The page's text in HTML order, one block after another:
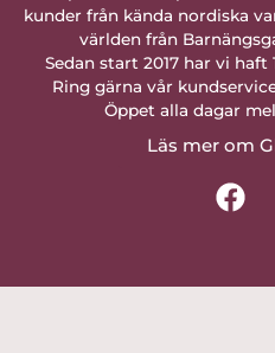
kunder från kända nordiska
världen från
Sedan start 2017 har vi
Ring gärna vår
Öppet alla dagar
Läs mer om
F
a